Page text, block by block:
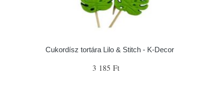
Cukordísz tortára Lilo & Stitch - K-Decor
3 185 Ft